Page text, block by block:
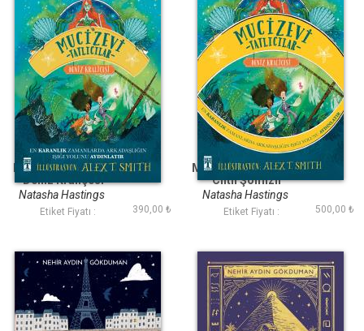
Mucizevi Tatlıcılar
Deniz Kraliçesi
Natasha Hastings
Etiket Fiyatı : 390,00 ₺
Mucizevi Tatlıcılar 2
Ciltli Şömizli
Natasha Hastings
Etiket Fiyatı : 500,00 ₺